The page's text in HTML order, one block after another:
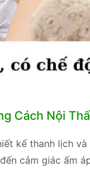
Cách Nội
kế thanh lịch
cảm giác ấm